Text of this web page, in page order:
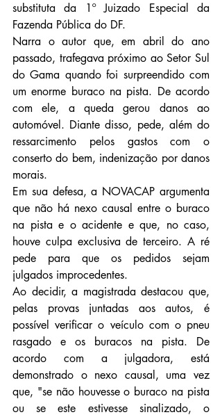
substituta da 1º Juizado Especial da
Fazenda Pública do DF.
Narra o autor que, em abril do ano
passado, trafegava próximo ao Setor Sul
do Gama quando foi surpreendido com
um enorme buraco na pista. De acordo
com ele, a queda gerou danos ao
automóvel. Diante disso, pede, além do
ressarcimento pelos gastos com o
conserto do bem, indenização por danos
morais.
Em sua defesa, a NOVACAP argumenta
que não há nexo causal entre o buraco
na pista e o acidente e que, no caso,
houve culpa exclusiva de terceiro. A ré
pede para que os pedidos sejam
julgados improcedentes.
Ao decidir, a magistrada destacou que,
pelas provas juntadas aos autos, é
possível verificar o veículo com o pneu
rasgado e os buracos na pista. De
acordo com a julgadora, está
demonstrado o nexo causal, uma vez
que, "se não houvesse o buraco na pista
ou se este estivesse sinalizado, o